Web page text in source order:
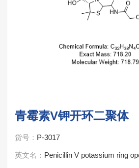
青霉素V钾开环二聚体
货号： P-3017
英文名： Penicillin V potassium ring